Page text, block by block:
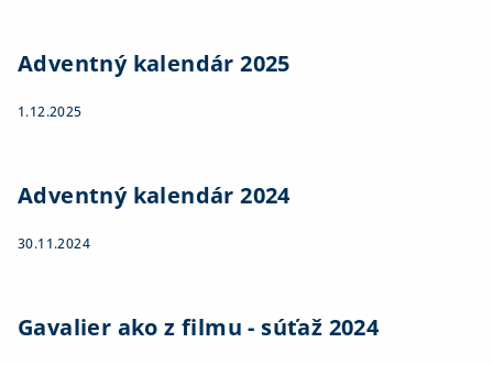
Adventný kalendár 2025
1.12.2025
Adventný kalendár 2024
30.11.2024
Gavalier ako z filmu - súťaž 2024